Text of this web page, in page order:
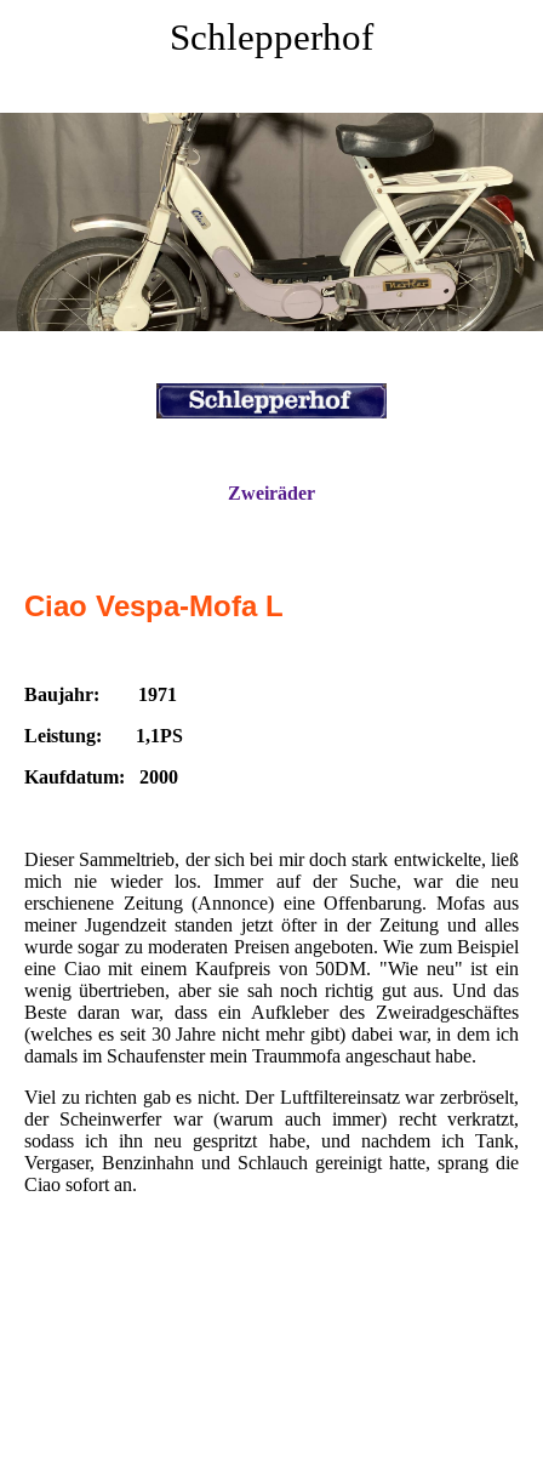
Schlepperhof
Zweiräder
Ciao Vespa-Mofa L
Baujahr: 1971
Leistung: 1,1PS
Kaufdatum: 2000
Dieser Sammeltrieb, der sich bei mir doch stark entwickelte, ließ
mich nie wieder los. Immer auf der Suche, war die neu
erschienene Zeitung (Annonce) eine Offenbarung. Mofas aus
meiner Jugendzeit standen jetzt öfter in der Zeitung und alles
wurde sogar zu moderaten Preisen angeboten. Wie zum Beispiel
eine Ciao mit einem Kaufpreis von 50DM. "Wie neu" ist ein
wenig übertrieben, aber sie sah noch richtig gut aus. Und das
Beste daran war, dass ein Aufkleber des Zweiradgeschäftes
(welches es seit 30 Jahre nicht mehr gibt) dabei war, in dem ich
damals im Schaufenster mein Traummofa angeschaut habe.
Viel zu richten gab es nicht. Der Luftfiltereinsatz war zerbröselt,
der Scheinwerfer war (warum auch immer) recht verkratzt,
sodass ich ihn neu gespritzt habe, und nachdem ich Tank,
Vergaser, Benzinhahn und Schlauch gereinigt hatte, sprang die
Ciao sofort an.